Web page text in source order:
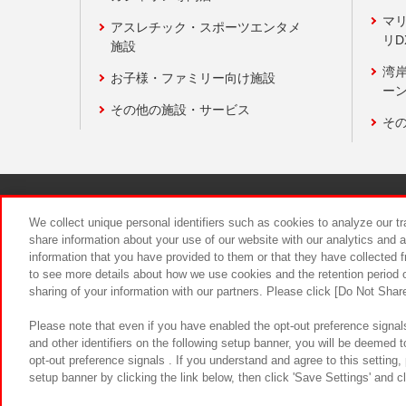
アスレチック・スポーツエンタメ
施設
お子様・ファミリー向け施設
その他の施設・サービス
マ
リ
湾
ー
そ
食品のご
We collect unique personal identifiers such as cookies to analyze our
share information about your use of our website with our analytics and
information that you have provided to them or that they have
to see more details about how we use cookies and the retention
sharing of your information with our partners. Please click [Do Not
Please note that even if you have enabled the opt-out preference
and other identifiers on the following setup banner, you will be
opt-out preference signals . If you understand and agree to this
setup banner by clicking the link below, then click 'Save Settings' and